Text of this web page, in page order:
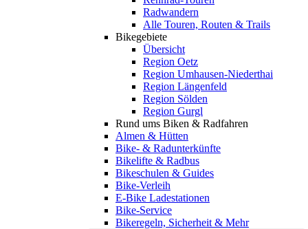
Radwandern
Alle Touren, Routen & Trails
Bikegebiete
Übersicht
Region Oetz
Region Umhausen-Niederthai
Region Längenfeld
Region Sölden
Region Gurgl
Rund ums Biken & Radfahren
Almen & Hütten
Bike- & Radunterkünfte
Bikelifte & Radbus
Bikeschulen & Guides
Bike-Verleih
E-Bike Ladestationen
Bike-Service
Bikeregeln, Sicherheit & Mehr